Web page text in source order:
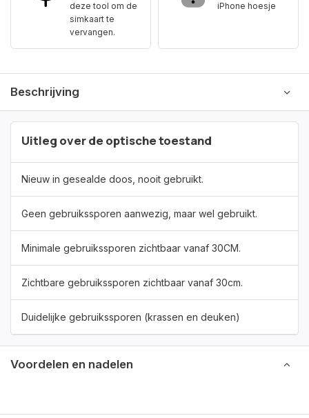
deze tool om de
simkaart te
vervangen.
iPhone hoesje
Beschrijving
Uitleg over de optische toestand
Nieuw in gesealde doos, nooit gebruikt.
Geen gebruikssporen aanwezig, maar wel gebruikt.
Minimale gebruikssporen zichtbaar vanaf 30CM.
Zichtbare gebruikssporen zichtbaar vanaf 30cm.
Duidelijke gebruikssporen (krassen en deuken)
Voordelen en nadelen